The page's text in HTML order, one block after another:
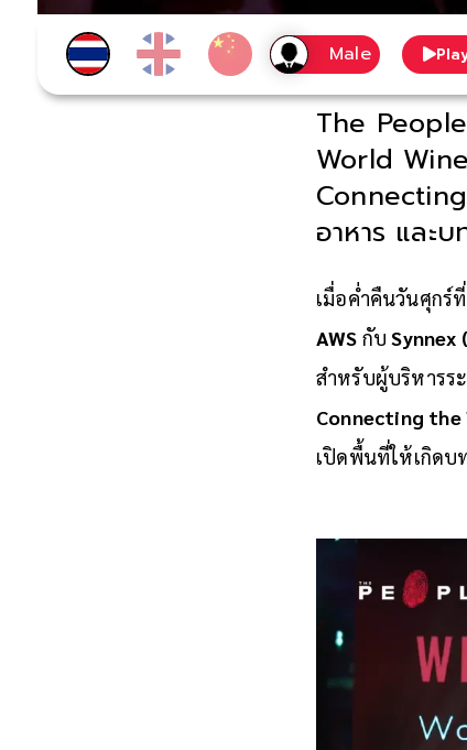
The
World
อาหาร และ
เมื่อค่ำคืนวันศุกร์
AWS กับSynnex
สำหรับผู้บริหารร
Connecting the
เปิดพื้นที่ให้เกิดบ